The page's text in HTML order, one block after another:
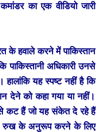
का एक वीडियो जारी
के हवाले करने में पाकिस्तान
पाकिस्तानी अधिकारी उनसे
यह स्पष्ट नहीं है कि
देने को कहा गया या नहीं।
कट हैं जो यह संकेत दे रहे हैं
रुख के अनुरूप करने के लिए